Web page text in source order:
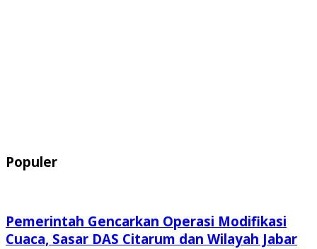
Populer
Pemerintah Gencarkan Operasi Modifikasi
Cuaca, Sasar DAS Citarum dan Wilayah Jabar